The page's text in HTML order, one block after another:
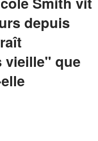
depuis
vieille" que